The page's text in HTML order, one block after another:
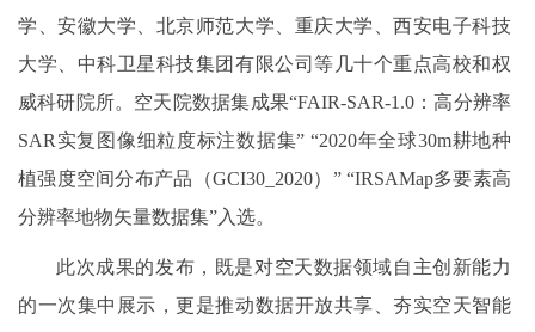
学、安徽大学、北京师范大学、重庆大学、西安电子科技
大学、中科卫星科技集团有限公司等几十个重点高校和权
威科研院所。空天院数据集成果“FAIR-SAR-1.0：高分辨率
SAR实复图像细粒度标注数据集” “2020年全球30m耕地种
植强度空间分布产品（GCI30_2020）” “IRSAMap多要素高
分辨率地物矢量数据集”入选。
此次成果的发布，既是对空天数据领域自主创新能力
的一次集中展示，更是推动数据开放共享、夯实空天智能